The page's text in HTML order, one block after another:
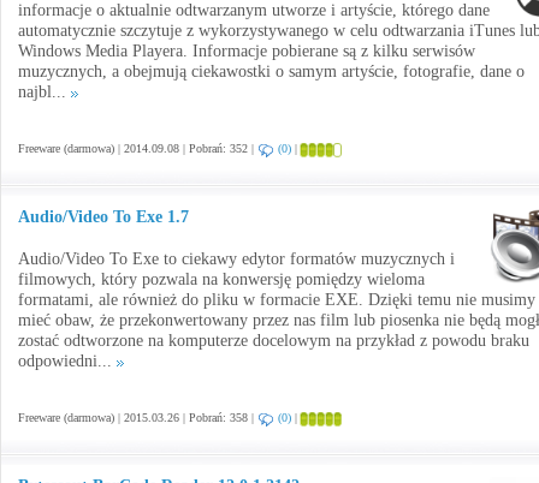
informacje o aktualnie odtwarzanym utworze i artyście, którego dane
automatycznie szczytuje z wykorzystywanego w celu odtwarzania iTunes
Windows Media Playera. Informacje pobierane są z kilku serwisów
muzycznych, a obejmują ciekawostki o samym artyście, fotografie, dane o
najbl...
Freeware (darmowa) | 2014.09.08 | Pobrań: 352 | (0) |
Audio/Video To Exe 1.7
Audio/Video To Exe to ciekawy edytor formatów muzycznych i
filmowych, który pozwala na konwersję pomiędzy wieloma
formatami, ale również do pliku w formacie EXE. Dzięki temu nie musimy
mieć obaw, że przekonwertowany przez nas film lub piosenka nie będą
zostać odtworzone na komputerze docelowym na przykład z powodu braku
odpowiedni...
Freeware (darmowa) | 2015.03.26 | Pobrań: 358 | (0) |